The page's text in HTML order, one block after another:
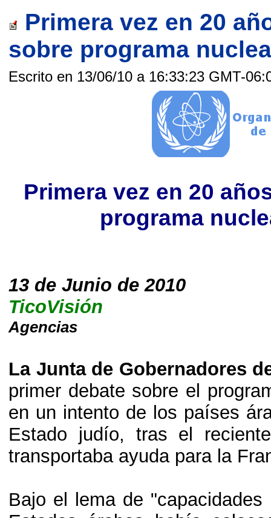
Primera vez en 20
sobre programa
Escrito en 13/06/10 a 16:33:23 GMT-
Primera vez en 20
programa
13 de Junio de 2010
TicoVisión
Agencias
La Junta de Gobernadores
primer debate sobre el
en un intento de los países
Estado judío, tras el
transportaba ayuda para la
Bajo el lema de